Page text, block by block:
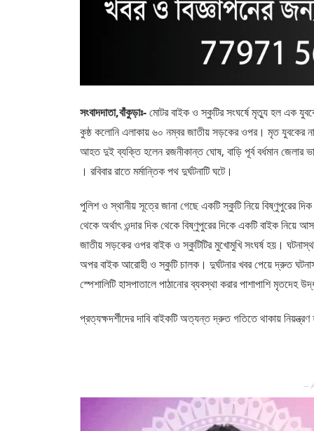
সংবাদদাতা,বাঁকুড়াঃ-মোটর বাইক ও স্কুটির সংঘর্ষে মৃত্যু হল এক
কুষ্ঠ কলোনি এলাকায় ৬০ নম্বর জাতীয় সড়কের ওপর। মৃত যুবকের নাম
আহত দুই ব্যক্তি হলেন রজনীকান্ত ঘোষ, বাড়ি পূর্ব বর্ধমান জেলার
। রবিবার রাতে মর্মান্তিক পথ দুর্ঘটনাটি ঘটে।
পুলিশ ও স্থানীয় সূত্রে জানা গেছে একটি স্কুটি নিয়ে বিষ্ণুপুরের
থেকে অর্থাৎ ওন্দার দিক থেকে বিষ্ণুপুরের দিকে একটি বাইক
জাতীয় সড়কের ওপর বাইক ও স্কুটিটির মুখোমুখি সংঘর্ষ হয়।
অপর বাইক আরোহী ও স্কুটি চালক। দুর্ঘটনার খবর পেয়ে দ্রুত
স্পেশালিটি হাসপাতালে পাঠানোর ব্যবস্থা করার পাশাপাশি
প্রত্যক্ষদর্শীদের দাবি বাইকটি অত্যন্ত দ্রুত গতিতে থাকায় নিয়ন্ত্রণ
—